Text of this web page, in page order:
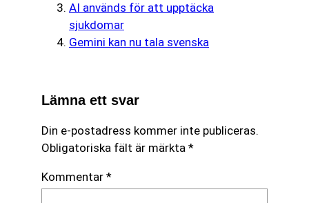
AI används för att upptäcka
sjukdomar
Gemini kan nu tala svenska
Lämna ett svar
Din e-postadress kommer inte publiceras.
Obligatoriska fält är märkta *
Kommentar *